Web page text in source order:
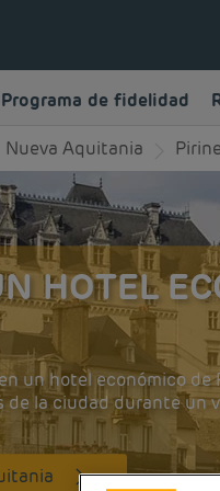
Programa de fidelidad
Nueva Aquitania
HOTEL
un hotel económico de
de la ciudad durante un